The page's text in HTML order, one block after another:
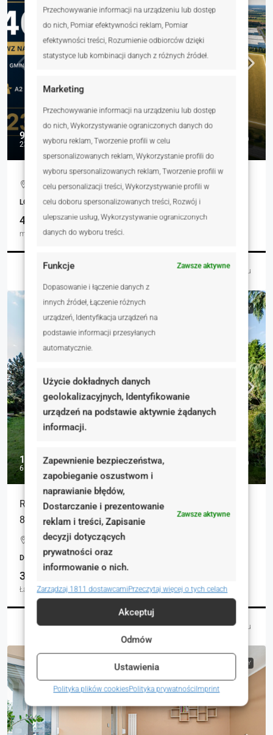
Przechowywanie informacji na urządzeniu lub dostęp
do nich, Pomiar efektywności reklam, Pomiar
efektywności treści, Rozumienie odbiorców dzięki
statystyce lub kombinacji danych z różnych źródeł.
Marketing
Przechowywanie informacji na urządzeniu lub dostęp
do nich, Wykorzystywanie ograniczonych danych do
wyboru reklam, Tworzenie profili w celu
spersonalizowanych reklam, Wykorzystanie profili do
wyboru spersonalizowanych reklam, Tworzenie profili w
celu personalizacji treści, Wykorzystywanie profili w
celu doboru spersonalizowanych treści, Rozwój i
ulepszanie usług, Wykorzystywanie ograniczonych
danych do wyboru treści.
Funkcje Zawsze aktywne
Dopasowanie i łączenie danych z
innych źródeł, Łączenie różnych
urządzeń, Identyfikacja urządzeń na
podstawie informacji przesyłanych
automatycznie.
Użycie dokładnych danych
geolokalizacyjnych, Identyfikowanie
urządzeń na podstawie aktywnie żądanych
informacji.
Zapewnienie bezpieczeństwa,
zapobieganie oszustwom i
naprawianie błędów,
Dostarczanie i prezentowanie
reklam i treści, Zapisanie
decyzji dotyczących
prywatności oraz
informowanie o nich.
Zawsze aktywne
Zarządzaj 1811 dostawcamiPrzeczytaj więcej o tych celach
Akceptuj
Odmów
Ustawienia
Polityka plików cookiesPolityka prywatnościImprint
9 225 300 zł
230 zł
Wielka Wieś, Polska
LOKALE UŻYTKOWE, NIERUCHOMOŚCI KOMERCYJNE
40110.00
m²
Marcin Meller 4 dni temu
RYNEK WTÓRNY
1 120 000 zł
6 680 zł
REZERWACJA śmietankowy dom z dużym ogrodem
825 m2,
Osiedle Stefana Białoboka, Kórnik, Polska
DOMY, NIERUCHOMOŚCI MIESZKANIOWE
3
Łazienki m²
Martyna Nowocień 8 miesięcy temu
RYNEK WTÓRNY